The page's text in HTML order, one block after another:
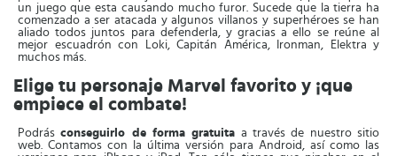
un juego que esta causando mucho furor. Sucede que la tierra ha
comenzado a ser atacada y algunos villanos y superhéroes se han
aliado todos juntos para defenderla, y gracias a ello se reúne al
mejor escuadrón con Loki, Capitán América, Ironman, Elektra y
muchos más.
Elige tu personaje Marvel favorito y ¡que
empiece el combate!
Podrásconseguirlo de forma gratuita a través de nuestro sitio
web. Contamos con la última versión para Android, así como las